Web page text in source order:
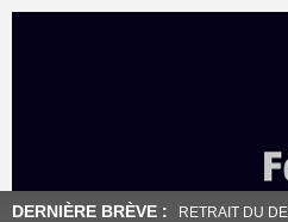
DERNIÈRE BRÈVE : RETRAIT DU